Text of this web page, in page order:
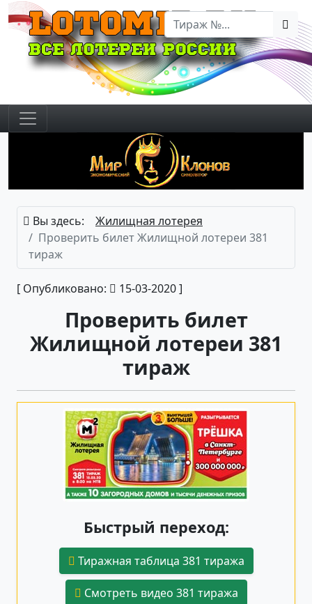
Вы здесь:
Жилищная лотерея
Проверить билет Жилищной лотереи 381
тираж
[ Опубликовано: 15-03-2020 ]
Проверить билет
Жилищной лотереи 381
тираж
Быстрый переход:
Тиражная таблица 381 тиража
Смотреть видео 381 тиража